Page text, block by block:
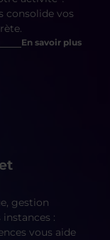
consolide vos
En savoir plus
gestion
:
vous aide